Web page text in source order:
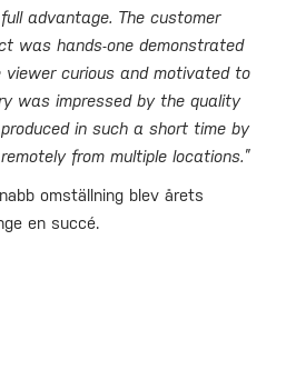
advantage. The customer
was hands-one demonstrated
curious and motivated to
was impressed by the quality
in such a short time by
from multiple locations.”
omställning blev årets
en succé.